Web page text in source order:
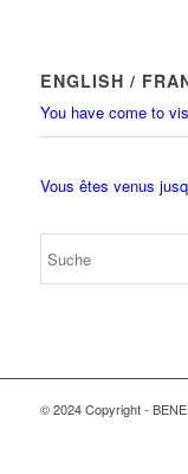
ENGLISH /
You have come to
Vous êtes venus
© 2024 Copyright -